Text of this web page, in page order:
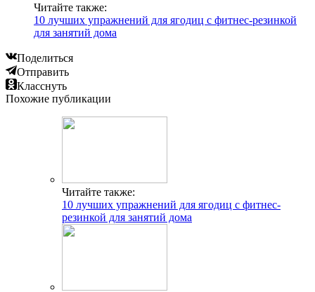
Читайте также:
10 лучших упражнений для ягодиц с фитнес-резинкой
для занятий дома
Поделиться
Отправить
Класснуть
Похожие публикации
Читайте также:
10 лучших упражнений для ягодиц с фитнес-
резинкой для занятий дома